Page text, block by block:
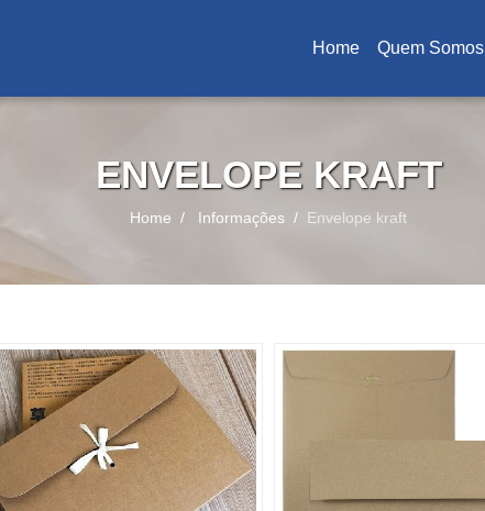
Home
(current)
Quem Somos
ENVELOPE KRAFT
Home Informações Envelope kraft